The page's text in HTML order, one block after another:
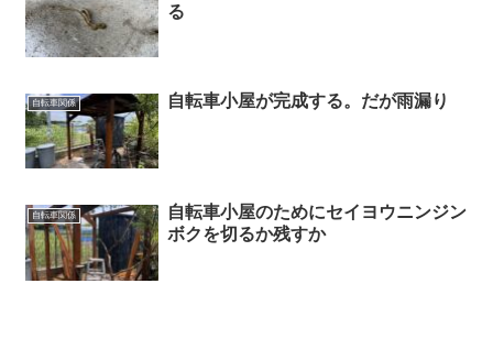
る
自転車関係 自転車小屋が完成する。だが雨漏り
自転車関係
自転車小屋のためにセイヨウニンジン
ボクを切るか残すか